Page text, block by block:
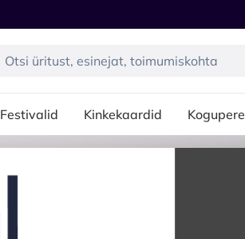
Festivalid Kinkekaardid Kogupere